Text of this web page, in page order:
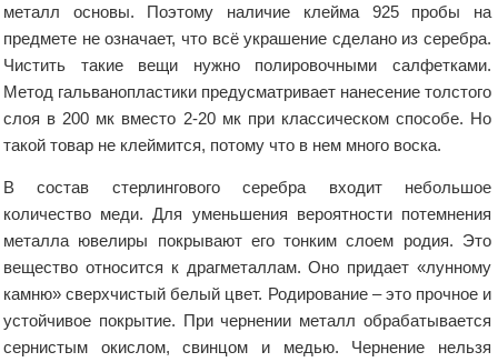
металл основы. Поэтому наличие клейма 925 пробы на
предмете не означает, что всё украшение сделано из серебра.
Чистить такие вещи нужно полировочными салфетками.
Метод гальванопластики предусматривает нанесение толстого
слоя в 200 мк вместо 2-20 мк при классическом способе. Но
такой товар не клеймится, потому что в нем много воска.
В состав стерлингового серебра входит небольшое
количество меди. Для уменьшения вероятности потемнения
металла ювелиры покрывают его тонким слоем родия. Это
вещество относится к драгметаллам. Оно придает «лунному
камню» сверхчистый белый цвет. Родирование – это прочное и
устойчивое покрытие. При чернении металл обрабатывается
сернистым окислом, свинцом и медью. Чернение нельзя